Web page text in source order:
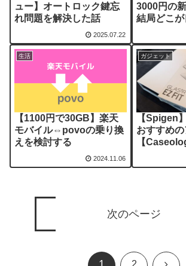
ュー】オートロック鍵忘
れ問題を解決した話
2025.07.22
3000円の
結局どこが
【povo/
イル】
生活
【1100円で30GB】楽天
モバイル⇔povoの乗り換
えを検討する
2024.11.06
ガジェット
【Spigen
おすすめ
【
次のページ
次